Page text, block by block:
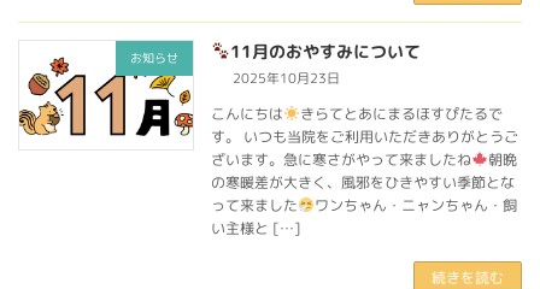
お知らせ 11月のおやすみについて
2025年10月23日
こんにちは
きらてとあにまるほすぴたるで
す。 いつも当院をご利用いただきありがとうご
ざいます。急に寒さがやって来ましたね
朝晩
の寒暖差が大きく、風邪をひきやすい季節とな
って来ました
ワンちゃん・ニャンちゃん・飼
い主様と […]
続きを読む